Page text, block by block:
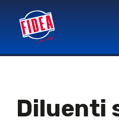
main
content
Diluenti